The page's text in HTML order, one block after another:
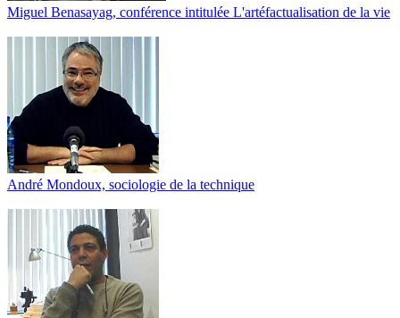
Miguel Benasayag, conférence intitulée L'artéfactualisation de la vie
André Mondoux, sociologie de la technique